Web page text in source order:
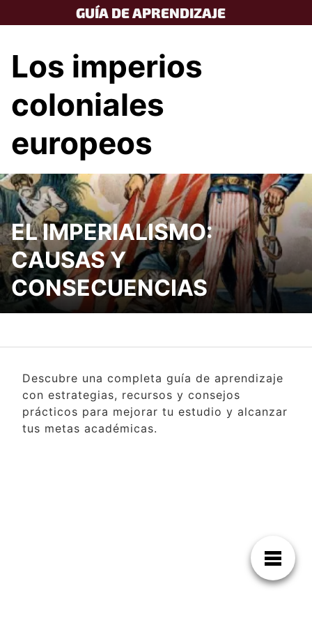
to
GUÍA DE APRENDIZAJE
Los imperios
coloniales
europeos
EL IMPERIALISMO:
CAUSAS Y
CONSECUENCIAS
Descubre una completa guía de aprendizaje
con estrategias, recursos y consejos
prácticos para mejorar tu estudio y alcanzar
tus metas académicas.